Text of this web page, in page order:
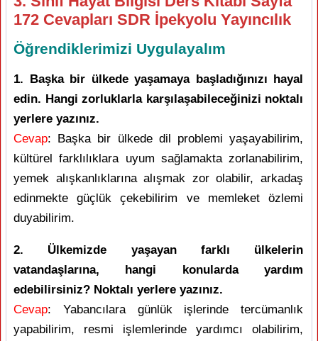
172 Cevapları SDR İpekyolu Yayıncılık
Öğrendiklerimizi Uygulayalım
1. Başka bir ülkede yaşamaya başladığınızı hayal
edin. Hangi zorluklarla karşılaşabileceğinizi noktalı
yerlere yazınız.
Cevap: Başka bir ülkede dil problemi yaşayabilirim,
kültürel farklılıklara uyum sağlamakta zorlanabilirim,
yemek alışkanlıklarına alışmak zor olabilir, arkadaş
edinmekte güçlük çekebilirim ve memleket özlemi
duyabilirim.
2. Ülkemizde yaşayan farklı ülkelerin
vatandaşlarına, hangi konularda yardım
edebilirsiniz? Noktalı yerlere yazınız.
Cevap: Yabancılara günlük işlerinde tercümanlık
yapabilirim, resmi işlemlerinde yardımcı olabilirim,